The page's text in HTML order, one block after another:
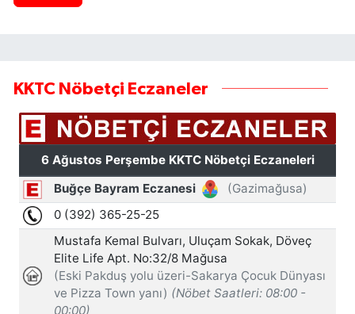
KKTC Nöbetçi Eczaneler